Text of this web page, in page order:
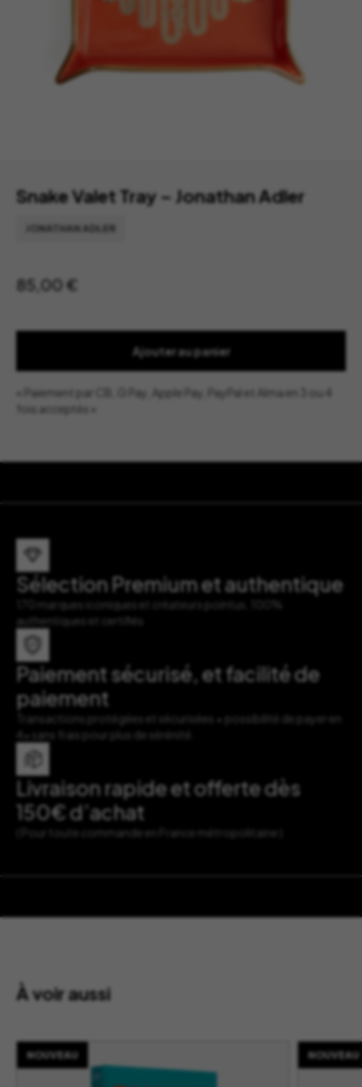
Snake Valet Tray – Jonathan Adler
JONATHAN ADLER
85,00 €
Ajouter au panier
« Paiement par CB, G Pay, Apple Pay, PayPal et Alma en 3 ou 4
fois acceptés »
Sélection Premium et authentique
170 marques iconiques et créateurs pointus, 100%
authentiques et certifiés
Paiement sécurisé, et facilité de
paiement
Transactions protégées et sécurisées + possibilité de payer en
4x sans frais pour plus de sérénité.
Livraison rapide et offerte dès
150€ d’achat
( Pour toute commande en France métropolitaine )
À voir aussi
NOUVEAU NOUVEAU